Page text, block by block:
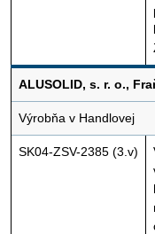
ALUSOLID, s. r. o.,
Výrobňa v Handlovej
SK04-ZSV-2385 (3.v)